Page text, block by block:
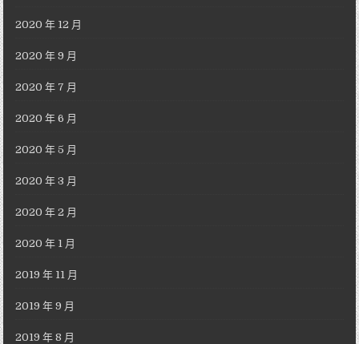
2020 年 12 月
2020 年 9 月
2020 年 7 月
2020 年 6 月
2020 年 5 月
2020 年 3 月
2020 年 2 月
2020 年 1 月
2019 年 11 月
2019 年 9 月
2019 年 8 月